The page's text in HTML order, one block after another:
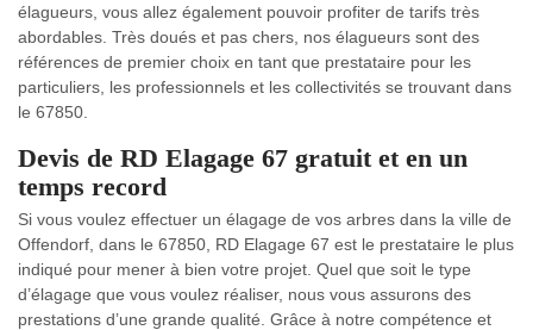
élagueurs, vous allez également pouvoir profiter de tarifs très
abordables. Très doués et pas chers, nos élagueurs sont des
références de premier choix en tant que prestataire pour les
particuliers, les professionnels et les collectivités se trouvant dans
le 67850.
Devis de RD Elagage 67 gratuit et en un
temps record
Si vous voulez effectuer un élagage de vos arbres dans la ville de
Offendorf, dans le 67850, RD Elagage 67 est le prestataire le plus
indiqué pour mener à bien votre projet. Quel que soit le type
d’élagage que vous voulez réaliser, nous vous assurons des
prestations d’une grande qualité. Grâce à notre compétence et